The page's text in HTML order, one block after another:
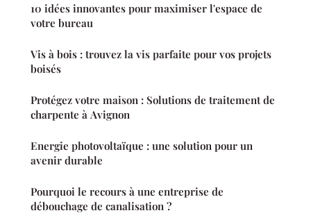
10 idées innovantes pour maximiser l'espace de
votre bureau
Vis à bois : trouvez la vis parfaite pour vos projets
boisés
Protégez votre maison : Solutions de traitement de
charpente à Avignon
Energie photovoltaïque : une solution pour un
avenir durable
Pourquoi le recours à une entreprise de
débouchage de canalisation ?